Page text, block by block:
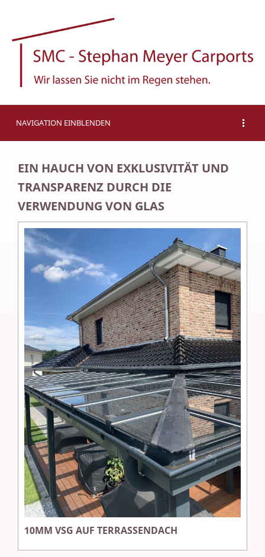
NAVIGATION EINBLENDEN
EIN HAUCH VON EXKLUSIVITÄT UND
TRANSPARENZ DURCH DIE
VERWENDUNG VON GLAS
10MM VSG AUF TERRASSENDACH